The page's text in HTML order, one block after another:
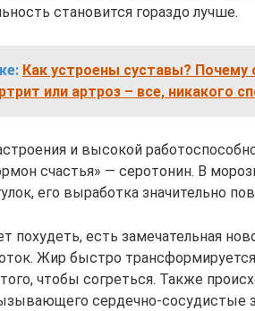
становится гораздо лучше.
Как устроены суставы? Почему
или артроз – все, никакого
и высокой
счастья» — серотонин. В
его выработка значительно
похудеть, есть замечательная
Жир быстро
чтобы согреться. Также
сердечно-сосудистые